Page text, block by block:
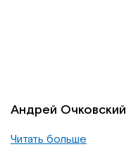
Андрей Очковский
Читать больше